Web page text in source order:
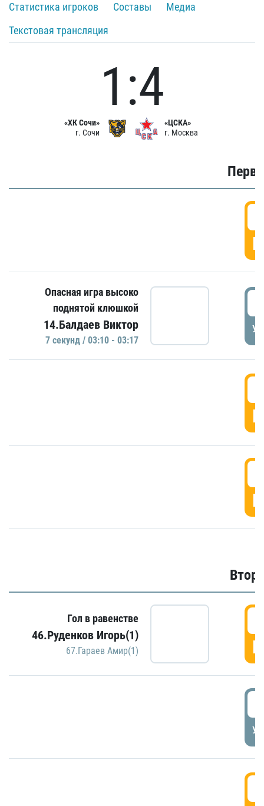
Статистика игроков
Составы
Медиа
Текстовая трансляция
«ХК Сочи»
г. Сочи
1:4
«ЦСКА»
г. Москва
Опасная игра высоко
поднятой клюшкой
14.Балдаев Виктор
7 секунд / 03:10 - 03:17
Гол в равенстве
46.Руденков Игорь(1)
67.Гараев Амир(1)